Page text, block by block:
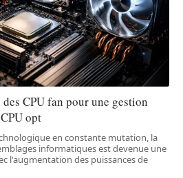
CPU fan pour une gestion
opt
en constante mutation, la
informatiques est devenue une
l'augmentation des puissances de